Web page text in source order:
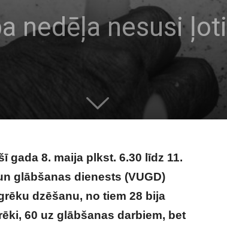
nedēļa nesusi
gada 8. maija plkst. 6.30 līdz 11.
glābšanas dienests (VUGD)
dzēšanu, no tiem 28 bija
60 uz glābšanas darbiem, bet